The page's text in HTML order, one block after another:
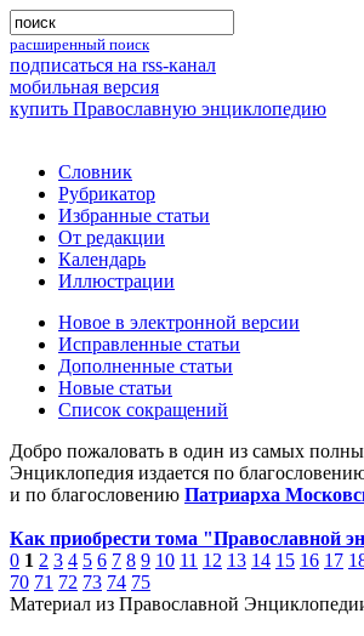
расширенный поиск
подписаться на rss-канал
мобильная версия
купить Православную энциклопедию
Словник
Рубрикатор
Избранные статьи
От редакции
Календарь
Иллюстрации
Новое в электронной версии
Исправленные статьи
Дополненные статьи
Новые статьи
Список сокращений
Добро пожаловать в один из самых
Энциклопедия издается по
и по благословению Патриарха
Как приобрести тома "Православной
0 1 2 3 4 5 6 7 8 9 10 11 12 13 14 15 16 17
70 71 72 73 74 75
Материал из Православной